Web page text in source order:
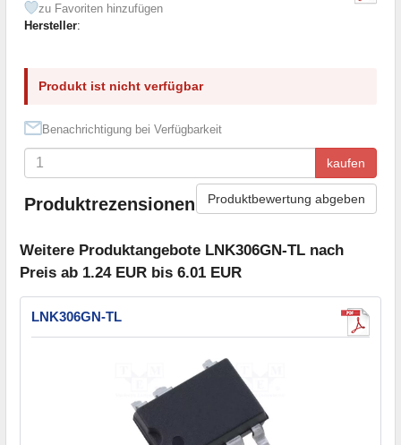
zu Favoriten hinzufügen
Hersteller:
Produkt ist nicht verfügbar
Benachrichtigung bei Verfügbarkeit
kaufen
Produktrezensionen Produktbewertung abgeben
Weitere Produktangebote LNK306GN-TL nach
Preis ab 1.24 EUR bis 6.01 EUR
LNK306GN-TL